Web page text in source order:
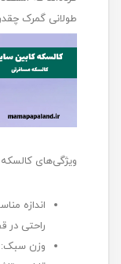
طولانی گمرک
ویژگی‌های کالسکه
اندازه
راحتی در
وزن سبک: